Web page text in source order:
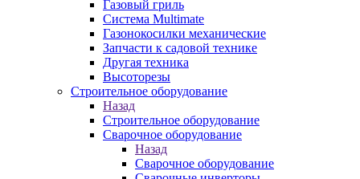
Газовый гриль
Система Multimate
Газонокосилки механические
Запчасти к садовой технике
Другая техника
Высоторезы
Строительное оборудование
Назад
Строительное оборудование
Сварочное оборудование
Назад
Сварочное оборудование